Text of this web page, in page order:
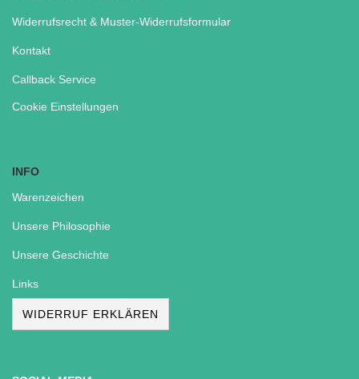
Widerrufsrecht & Muster-Widerrufsformular
Kontakt
Callback Service
Cookie Einstellungen
INFO
Warenzeichen
Unsere Philosophie
Unsere Geschichte
Links
WIDERRUF ERKLÄREN